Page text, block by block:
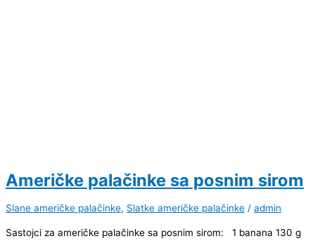
Američke palačinke sa posnim sirom
Slane američke palačinke, Slatke američke palačinke / admin
Sastojci za američke palačinke sa posnim sirom: 1 banana 130 g